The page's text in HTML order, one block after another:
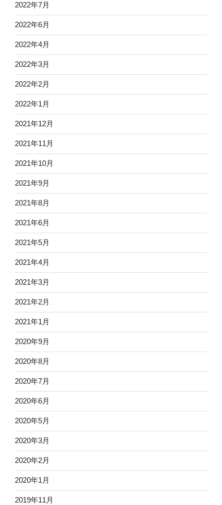
2022年7月
2022年6月
2022年4月
2022年3月
2022年2月
2022年1月
2021年12月
2021年11月
2021年10月
2021年9月
2021年8月
2021年6月
2021年5月
2021年4月
2021年3月
2021年2月
2021年1月
2020年9月
2020年8月
2020年7月
2020年6月
2020年5月
2020年3月
2020年2月
2020年1月
2019年11月